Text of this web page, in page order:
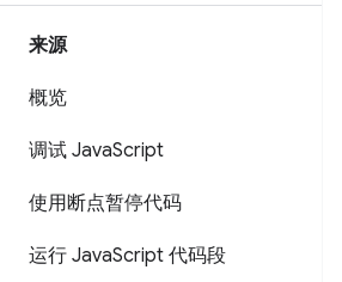
来源
概览
调试 JavaScript
使用断点暂停代码
运行 JavaScript 代码段